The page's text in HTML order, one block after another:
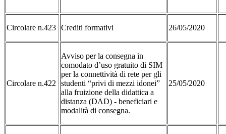
Circolare n.423 Crediti formativi 26/05/2020
Circolare n.422
Avviso per la consegna in
comodato d’uso gratuito di SIM
per la connettività di rete per gli
studenti “privi di mezzi idonei”
alla fruizione della didattica a
distanza (DAD) - beneficiari e
modalità di consegna.
25/05/2020